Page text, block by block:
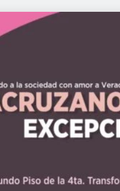
turísticos